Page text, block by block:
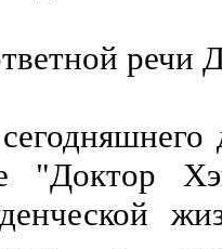
речи
"Доктор